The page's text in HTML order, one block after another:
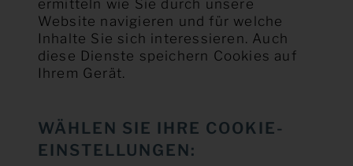
ermitteln wie Sie durch unsere
Website navigieren und für welche
Inhalte Sie sich interessieren. Auch
diese Dienste speichern Cookies auf
Ihrem Gerät.
WÄHLEN SIE IHRE COOKIE-
EINSTELLUNGEN: